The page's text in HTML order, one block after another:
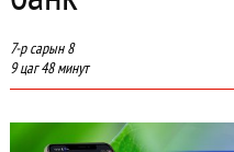
7-р сарын 8
9 цаг 48 минут